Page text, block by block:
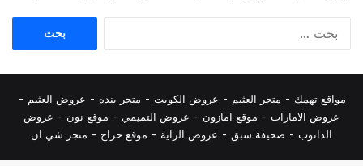
مواقع تهمك - متجر العثيم - عروض الكويت - متجر بنده - عروض العثيم -
عروض الامارات - موقع امازون - عروض التميمي - موقع نون - عروض
الدانوب - صحيفة سبق - عروض الراية - موقع حراج - متجر شي ان